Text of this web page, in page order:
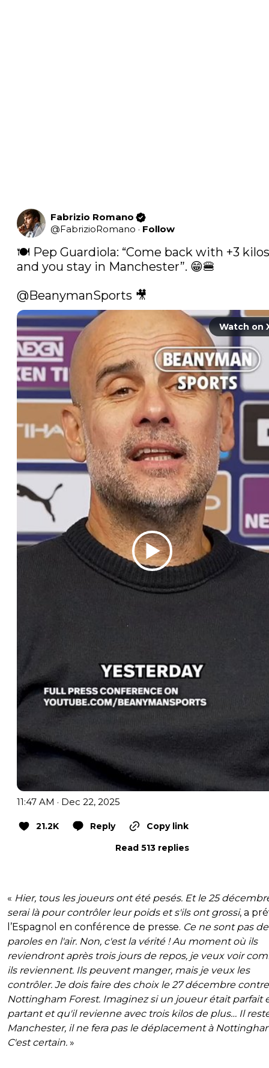
Fabrizio Romano
@FabrizioRomano · Follow
🍽️ Pep Guardiola: “Come back with +3
and you stay in Manchester”. 😁🍔
@BeanymanSports 🎥
Watch on
11:47 AM · Dec 22, 2025
21.2K Reply
Copy link
Read 513 replies
« Hier, tous les joueurs ont été pesés. Et le 25
serai là pour contrôler leur poids et s'ils ont grossi, a
l’Espagnol en conférence de presse. Ce ne sont pas
paroles en l'air. Non, c'est la vérité ! Au moment où ils
reviendront après trois jours de repos, je veux voir
ils reviennent. Ils peuvent manger, mais je veux les
contrôler. Je dois faire des choix le 27 décembre contre
Nottingham Forest. Imaginez si un joueur était parfait
partant et qu'il revienne avec trois kilos de plus… Il
Manchester, il ne fera pas le déplacement à
C'est certain. »